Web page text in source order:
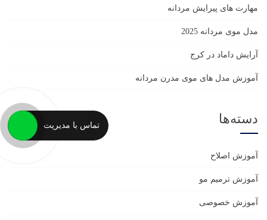
مهارت های پیرایش مردانه
مدل موی مردانه 2025
آرایش داماد در کرج
آموزش مدل های موی مدرن مردانه
دسته‌ها
آموزش اصلاح
آموزش ترمیم مو
آموزش خصوصی
تماس با مدیریت